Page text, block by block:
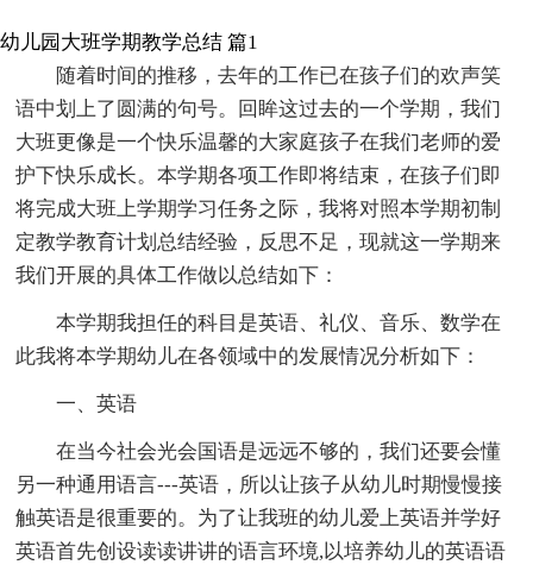
幼儿园大班学期教学总结 篇1
随着时间的推移，去年的工作已在孩子们的欢声笑
语中划上了圆满的句号。回眸这过去的一个学期，我们
大班更像是一个快乐温馨的大家庭孩子在我们老师的爱
护下快乐成长。本学期各项工作即将结束，在孩子们即
将完成大班上学期学习任务之际，我将对照本学期初制
定教学教育计划总结经验，反思不足，现就这一学期来
我们开展的具体工作做以总结如下：
本学期我担任的科目是英语、礼仪、音乐、数学在
此我将本学期幼儿在各领域中的发展情况分析如下：
一、英语
在当今社会光会国语是远远不够的，我们还要会懂
另一种通用语言---英语，所以让孩子从幼儿时期慢慢接
触英语是很重要的。为了让我班的幼儿爱上英语并学好
英语首先创设读读讲讲的语言环境,以培养幼儿的英语语